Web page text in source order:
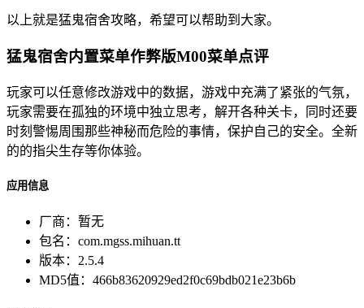
以上就是猛鬼宿舍攻略，希望可以帮助到大家。
猛鬼宿舍内置菜单作弊版M00菜单点评
玩家可以任意修改游戏中的数据，游戏中充满了紧张的气氛，
玩家需要在孤独的环境中独立思考，解开各种关卡，同时还要
时刻警惕周围那些神秘而危险的事情，保护自己的安全。全新
的的指尖生存等你体验。
应用信息
厂商： 暂无
包名： com.mgss.mihuan.tt
版本： 2.5.4
MD5值： 466b83620929ed2f0c69bdb021e23b6b